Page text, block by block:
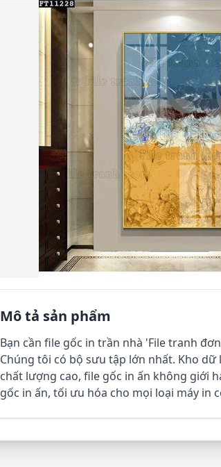
Mô tả sản phẩm
Bạn cần file gốc in trần nhà 'File tranh
Chúng tôi có bộ sưu tập lớn nhất. Kho
chất lượng cao, file gốc in ấn không giới
gốc in ấn, tối ưu hóa cho mọi loại máy in